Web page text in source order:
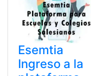
Esemtia
Ingreso a la